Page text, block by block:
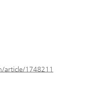
article/1748211